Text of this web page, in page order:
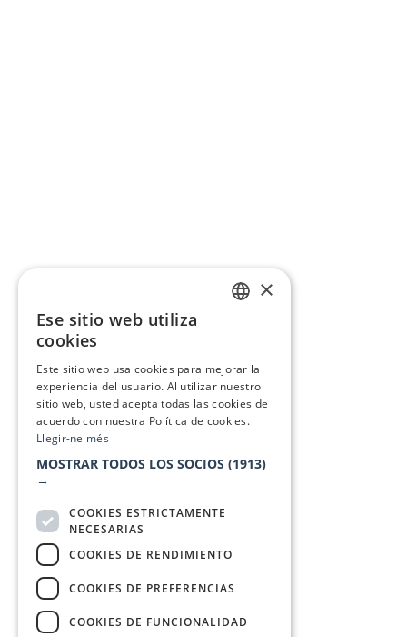
×
Ese sitio web utiliza
cookies
Este sitio web usa cookies para mejorar la
experiencia del usuario. Al utilizar nuestro
sitio web, usted acepta todas las cookies de
acuerdo con nuestra Política de cookies.
Llegir-ne més
MOSTRAR TODOS LOS SOCIOS (1913)
→
COOKIES ESTRICTAMENTE
NECESARIAS
COOKIES DE RENDIMIENTO
COOKIES DE PREFERENCIAS
COOKIES DE FUNCIONALIDAD